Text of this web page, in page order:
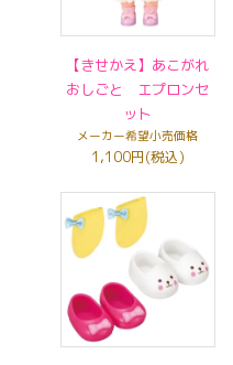
【きせかえ】あこがれ
おしごと エプロンセ
ット
メーカー希望小売価格
1,100円(税込)